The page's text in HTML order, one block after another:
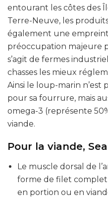
entourant les côtes des
Terre-Neuve, les
également une
préoccupation majeure
s’agit de fermes
chasses les mieux
Ainsi le loup-marin n’est
pour sa fourrure, mais
omega-3 (représente
viande.
Pour la viande,
Le muscle dorsal de
forme de filet
en portion ou en